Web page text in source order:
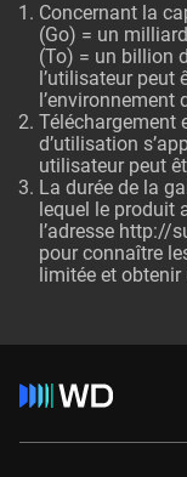
Concernant la
(Go) = un
(To) = un billion
l’utilisateur peut
l’environnement
Téléchargement
d’utilisation
utilisateur peut
La durée de la
lequel le produit
l’adresse http://
pour connaître
limitée et obtenir